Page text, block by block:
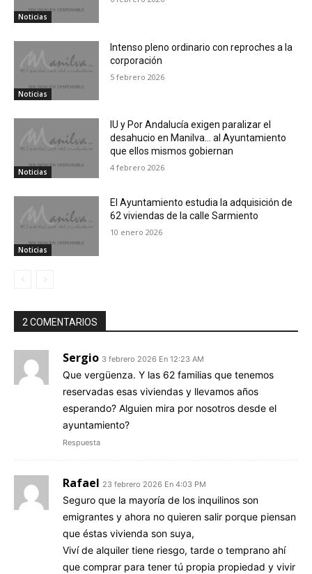
Noticias
Noticias
Intenso pleno ordinario con reproches a la
corporación
5 febrero 2026
Noticias
IU y Por Andalucía exigen paralizar el
desahucio en Manilva… al Ayuntamiento
que ellos mismos gobiernan
4 febrero 2026
Noticias
El Ayuntamiento estudia la adquisición de
62 viviendas de la calle Sarmiento
10 enero 2026
2 COMENTARIOS
Sergio 3 febrero 2026 En 12:23 AM
Que vergüenza. Y las 62 familias que tenemos
reservadas esas viviendas y llevamos años
esperando? Alguien mira por nosotros desde el
ayuntamiento?
Respuesta
Rafael 23 febrero 2026 En 4:03 PM
Seguro que la mayoría de los inquilinos son
emigrantes y ahora no quieren salir porque piensan
que éstas vivienda son suya,
Viví de alquiler tiene riesgo, tarde o temprano ahí
que comprar para tener tú propia propiedad y vivir